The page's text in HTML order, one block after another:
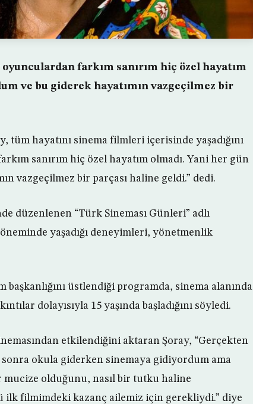
farkım sanırım hiç özel hayatım
ve bu giderek hayatımın vazgeçilmez bir
tüm hayatını sinema filmleri içerisinde yaşadığını
sanırım hiç özel hayatım olmadı. Yani her gün
vazgeçilmez bir parçası haline geldi.” dedi.
düzenlenen “Türk Sineması Günleri” adlı
yaşadığı deneyimleri, yönetmenlik
üstlendiği programda, sinema alanında
dolayısıyla 15 yaşında başladığını söyledi.
etkilendiğini aktaran Şoray, “Gerçekten
sonra okula giderken sinemaya gidiyordum ama
mucize olduğunu, nasıl bir tutku haline
ilk filmimdeki kazanç ailemiz için gerekliydi.” diye